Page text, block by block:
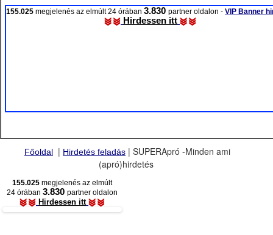
155.025 megjelenés az elmúlt 24 órában 3.830 partner oldalon - VIP Banner
Hirdessen itt
Főoldal | Hirdetés feladás | SUPERApró -Minden ami
(apró)hirdetés
155.025 megjelenés az elmúlt
24 órában 3.830 partner oldalon
Hirdessen itt